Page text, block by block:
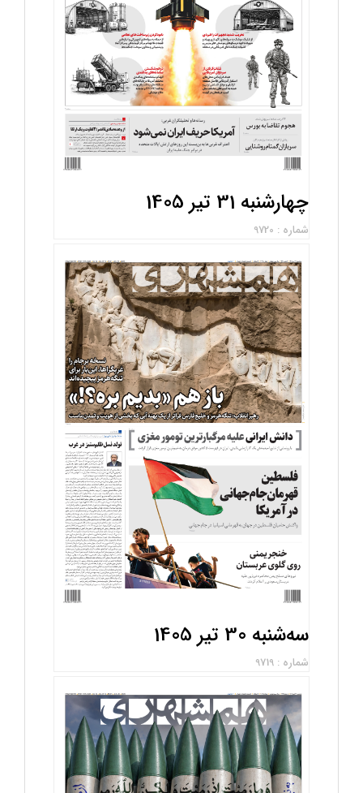
چهارشنبه 31 تیر 1405
شماره : 9720
سه‌شنبه 30 تیر 1405
شماره : 9719